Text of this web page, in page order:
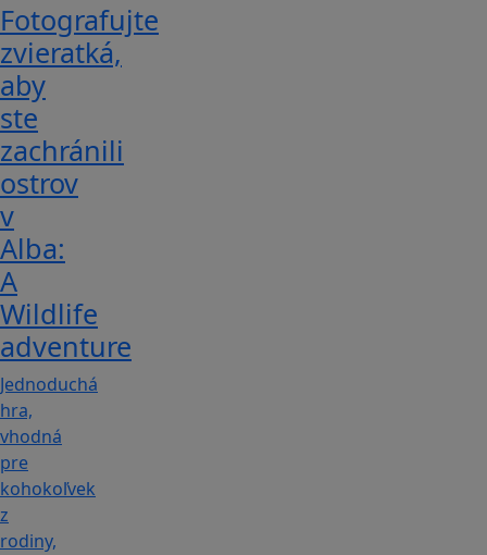
Fotografujte
zvieratká,
aby
ste
zachránili
ostrov
v
Alba:
A
Wildlife
adventure
Jednoduchá
hra,
vhodná
pre
kohokoľvek
z
rodiny,